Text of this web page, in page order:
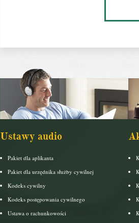
Ustawy audio
Pakiet dla aplikanta
Pakiet dla urzędnika służby cywilnej
Kodeks cywilny
Kodeks postępowania cywilnego
Ustawa o rachunkowości